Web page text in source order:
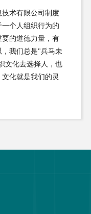
术有限公司制度
个人组织行为的
的道德力量，有
，我们总是"兵马未
文化去选择人，也
化就是我们的灵